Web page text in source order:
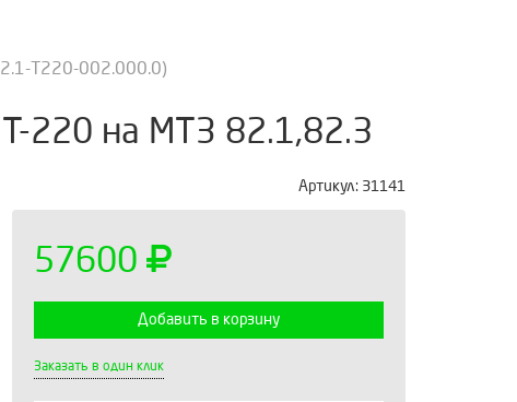
T220-002.000.0)
220 на МТЗ 82.1,82.3
Артикул: 31141
57600
Добавить в корзину
Заказать в один клик